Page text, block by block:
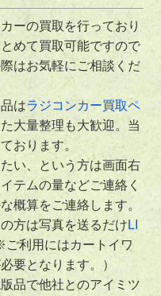
ーの買取を行っており
めて買取可能ですので
はお気軽にご相談くだ
はラジコンカー買取ペ
大量整理も大歓迎。当
おります。
い、という方は画面右
テムの量などご連絡く
概算をご連絡します。
方は写真を送るだけ LI
利用にはカートイワ
要となります。）
品で他社とのアイミツ